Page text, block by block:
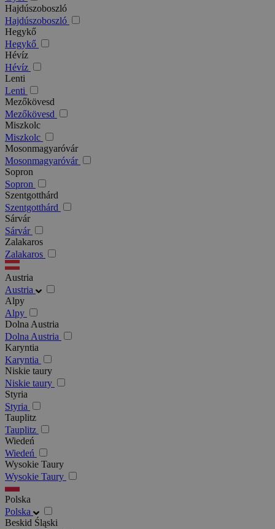
Hajdúszoboszló
Hajdúszoboszló
Hegykő
Hegykő
Hévíz
Hévíz
Lenti
Lenti
Mezőkövesd
Mezőkövesd
Miszkolc
Miszkolc
Mosonmagyaróvár
Mosonmagyaróvár
Sopron
Sopron
Szentgotthárd
Szentgotthárd
Sárvár
Sárvár
Zalakaros
Zalakaros
Austria
Austria
Alpy
Alpy
Dolna Austria
Dolna Austria
Karyntia
Karyntia
Niskie taury
Niskie taury
Styria
Styria
Tauplitz
Tauplitz
Wiedeń
Wiedeń
Wysokie Taury
Wysokie Taury
Polska
Polska
Beskid Śląski